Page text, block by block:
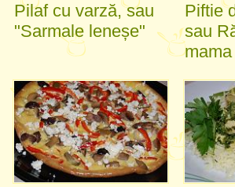
Pilaf cu varză, sau
"Sarmale leneșe"
Piftie
sau